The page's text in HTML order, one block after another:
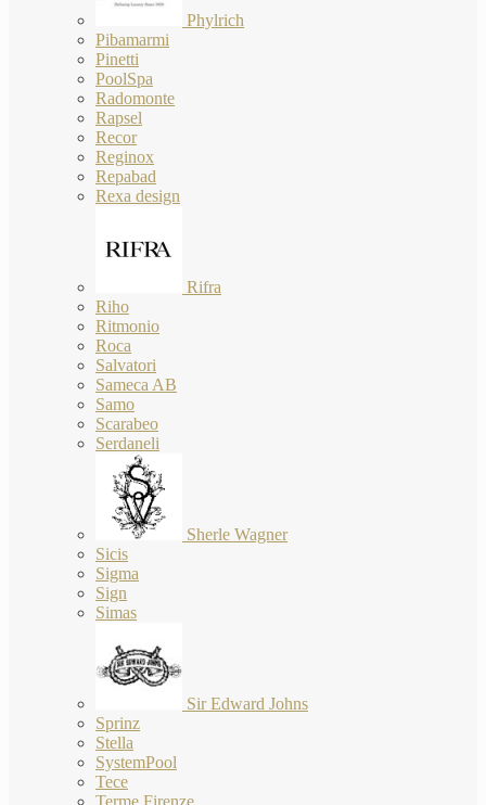
Phylrich
Pibamarmi
Pinetti
PoolSpa
Radomonte
Rapsel
Recor
Reginox
Repabad
Rexa design
Rifra
Riho
Ritmonio
Roca
Salvatori
Sameca AB
Samo
Scarabeo
Serdaneli
Sherle Wagner
Sicis
Sigma
Sign
Simas
Sir Edward Johns
Sprinz
Stella
SystemPool
Tece